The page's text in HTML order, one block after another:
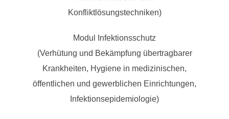
Konfliktlösungstechniken)
Modul Infektionsschutz
(Verhütung und Bekämpfung übertragbarer
Krankheiten, Hygiene in medizinischen,
öffentlichen und gewerblichen Einrichtungen,
Infektionsepidemiologie)